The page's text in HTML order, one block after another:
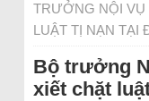
TRƯỞNG NỘI VỤ
LUẬT TỊ NẠN TẠI
Bộ trưởng
xiết chặt